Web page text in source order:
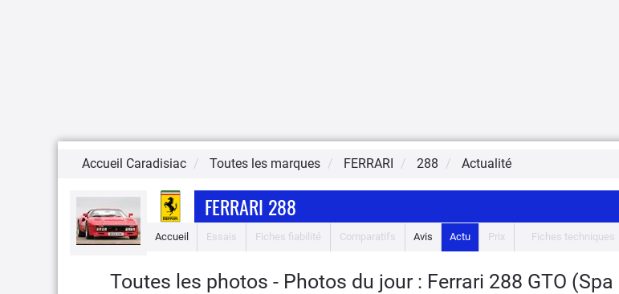
Accueil Caradisiac Toutes les marques FERRARI 288 Actualité
FERRARI 288
Accueil Essais Fiches fiabilité Comparatifs Avis Actu Prix Fiches techniques
Toutes les photos - Photos du jour : Ferrari 288 GTO (Spa